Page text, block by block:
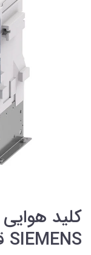
SIEMENS قدرت قطع 50KA